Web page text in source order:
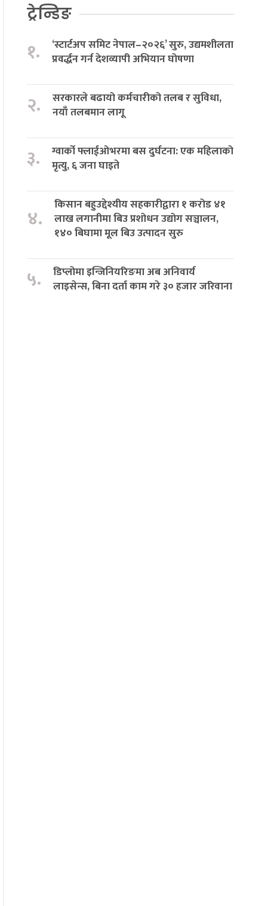
ट्रेन्डिङ
१.
‘स्टार्टअप समिट नेपाल–२०२६’ सुरु, उद्यमशीलता
प्रवर्द्धन गर्न देशव्यापी अभियान घोषणा
२.
सरकारले बढायो कर्मचारीको तलब र सुविधा,
नयाँ तलबमान लागू
३.
ग्वार्को फ्लाईओभरमा बस दुर्घटना: एक महिलाको
मृत्यु, ६ जना घाइते
४.
किसान बहुउद्देश्यीय सहकारीद्वारा १ करोड ४१
लाख लगानीमा बिउ प्रशोधन उद्योग सञ्चालन,
१४० बिघामा मूल बिउ उत्पादन सुरु
५.
डिप्लोमा इन्जिनियरिङमा अब अनिवार्य
लाइसेन्स, बिना दर्ता काम गरे ३० हजार जरिवाना